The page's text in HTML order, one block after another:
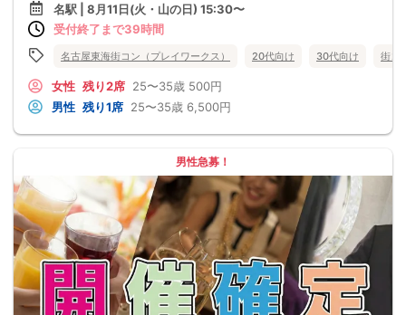
名駅 | 8月11日(火・山の日) 15:30〜
受付終了まで39時間
名古屋東海街コン（プレイワークス） 20代向け 30代向け 街コ
女性 残り2席 25〜35歳 500円
男性 残り1席 25〜35歳 6,500円
男性急募！